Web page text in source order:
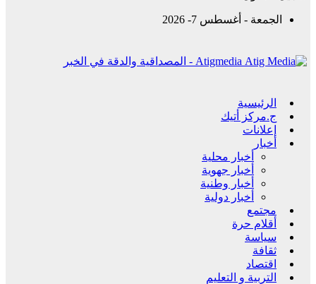
الجمعة - أغسطس 7- 2026
Atigmedia - المصداقية والدقة في الخبر
الرئيسية
ج.مركز أتيك
إعلانات
أخبار
أخبار محلية
أخبار جهوية
أخبار وطنية
أخبار دولية
مجتمع
أقلام حرة
سياسة
ثقافة
اقتصاد
التربية و التعليم